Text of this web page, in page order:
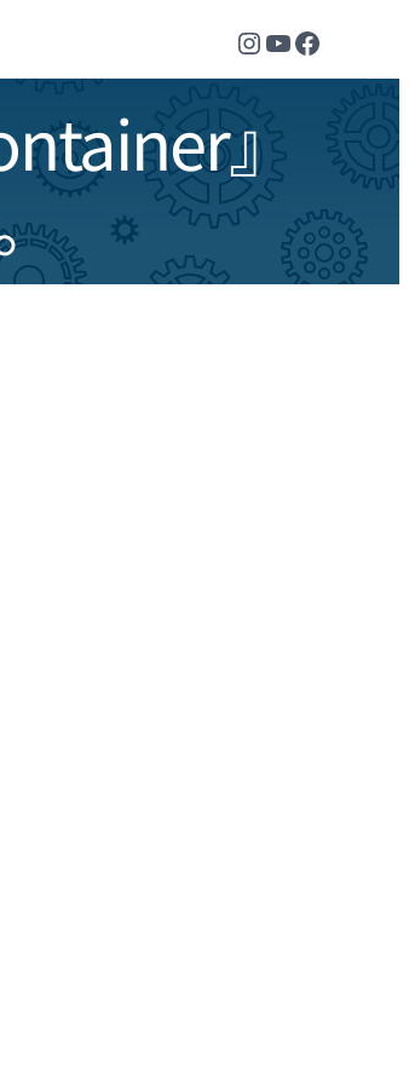
Instagram
YouTube
』